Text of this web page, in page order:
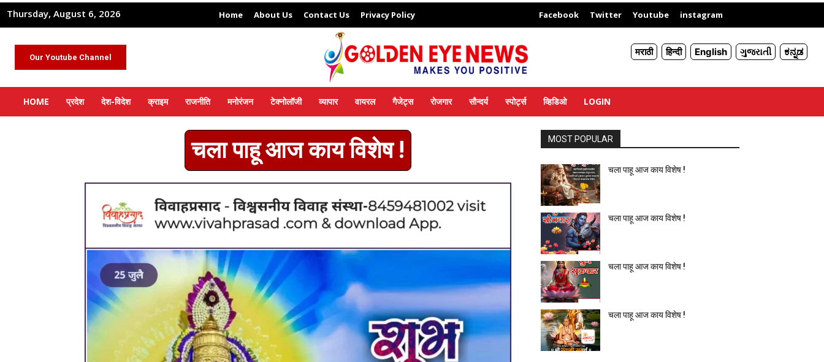
Thursday, August 6, 2026 Home About Us Contact Us Privacy Policy Facebook Twitter Youtube instagram
Our Youtube Channel मराठी हिन्दी English ગુજરાતી ಕನ್ನಡ
HOME प्रदेश देश-विदेश क्राइम राजनीति मनोरंजन टेक्नोलॉजी व्यापार वायरल गैजेट्स रोजगार सौन्दर्य स्पोर्ट्स व्हिडिओ LOGIN
चला पाहू आज काय विशेष ! MOST POPULAR
चला पाहू आज काय विशेष !
चला पाहू आज काय विशेष !
चला पाहू आज काय विशेष !
चला पाहू आज काय विशेष !